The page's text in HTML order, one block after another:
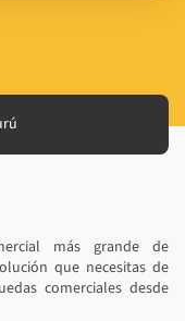
más grande de
que necesitas de
comerciales desde